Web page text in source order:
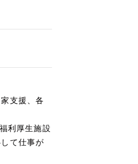
支援、各
利厚生施設
て仕事が